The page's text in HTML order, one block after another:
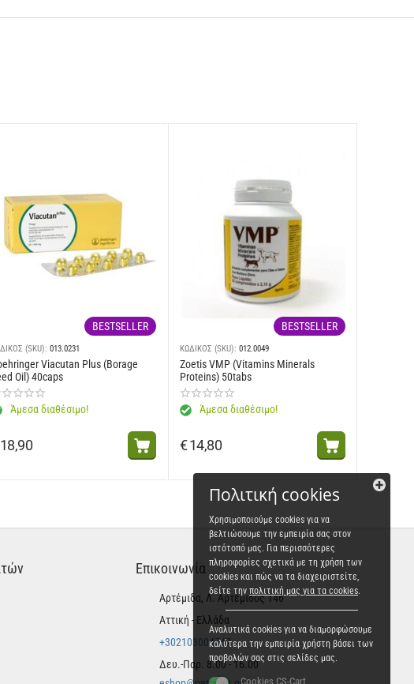
BESTSELLER
(SKU): 013.0231
Viacutan Plus (Borage
Oil) 40caps
Άμεσα διαθέσιμο!
18,90
BESTSELLER
ΚΩΔΙΚΟΣ (SKU): 012.0049
Zoetis VMP (Vitamins Minerals
Proteins) 50tabs
Άμεσα διαθέσιμο!
€14,80
Επικοινωνία
Αρτέμιδα, Λ. Αρτέμιδος 146
Αττική - Ελλάδα
+302103004747
Δευ.-Παρ. 8.00 - 16.00
Πολιτική cookies
Χρησιμοποιούμε cookies για να
βελτιώσουμε την εμπειρία σας στον
ιστότοπό μας. Για περισσότερες
πληροφορίες σχετικά με τη χρήση των
cookies και πώς να τα διαχειριστείτε,
δείτε την πολιτική μας για τα cookies.
Αναλυτικά cookies για να διαμορφώσουμε
καλύτερα την εμπειρία χρήστη βάσει των
προβολών σας στις σελίδες μας.
Cookies CS-Cart